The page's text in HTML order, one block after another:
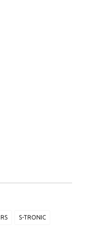
RS S-TRONIC